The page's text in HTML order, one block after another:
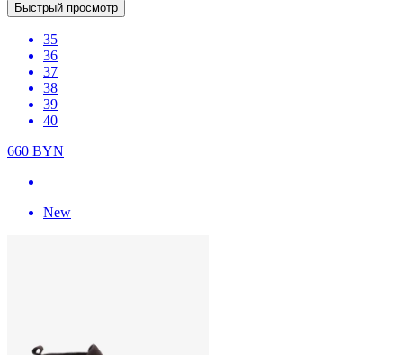
Быстрый просмотр
35
36
37
38
39
40
660 BYN
New